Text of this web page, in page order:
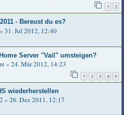
1 2
- Bereust du es?
« 31. Jul 2012, 12:40
Server "Vail" umsteigen?
« 24. Mär 2012, 14:23
1 2 3 4 5
wiederherstellen
« 26. Dez 2011, 12:17